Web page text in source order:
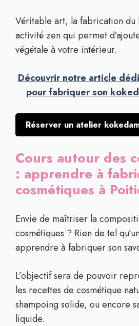
Véritable art, la fabrication du
activité zen qui permet
végétale à votre intérieur.
Découvrir notre article
pour fabriquer son
Réserver un atelier
Cours autour des
: apprendre à
cosmétiques à
Envie de maîtriser la
cosmétiques ? Rien de tel
apprendre à fabriquer son
L’objectif sera de pouvoir
les recettes de cosmétique
shampoing solide, ou encore
liquide.